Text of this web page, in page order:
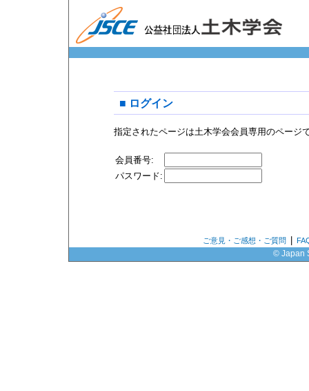
■ ログイン
指定されたページは土木学会会員専用のページ
会員番号:
パスワード:
ご意見・ご感想・ご質問
© Japan